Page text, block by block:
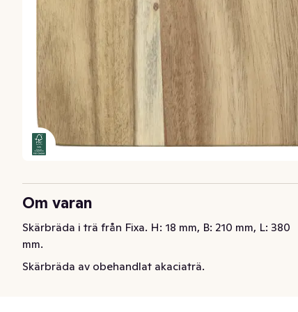
Om varan
Skärbräda i trä från Fixa. H: 18 mm, B: 210 mm, L: 380
mm.
Skärbräda av obehandlat akaciaträ.